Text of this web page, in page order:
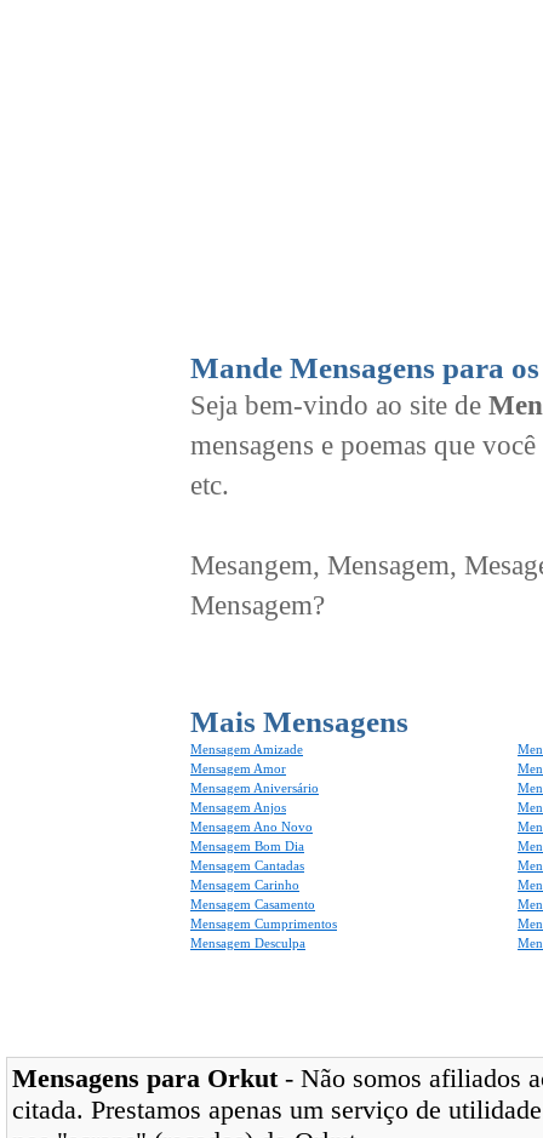
Mande Mensagens para
Seja bem-vindo ao site de
mensagens e poemas que
etc.
Mesangem, Mensagem,
Mensagem?
Mais Mensagens
Mensagem Amizade
Mensagem Amor
Mensagem Aniversário
Mensagem Anjos
Mensagem Ano Novo
Mensagem Bom Dia
Mensagem Cantadas
Mensagem Carinho
Mensagem Casamento
Mensagem Cumprimentos
Mensagem Desculpa
Mensagens para Orkut- Não somos afiliados
citada. Prestamos apenas um serviço de